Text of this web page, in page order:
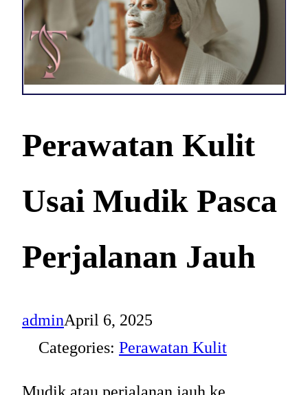
Perawatan Kulit
Usai Mudik Pasca
Perjalanan Jauh
adminApril 6, 2025
Categories: Perawatan Kulit